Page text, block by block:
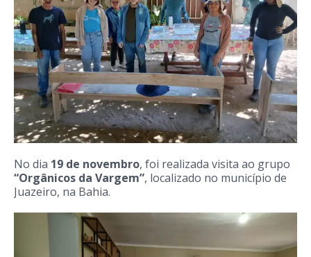
No dia 19 de novembro, foi realizada visita ao grupo
“Orgânicos da Vargem”, localizado no município de
Juazeiro, na Bahia.